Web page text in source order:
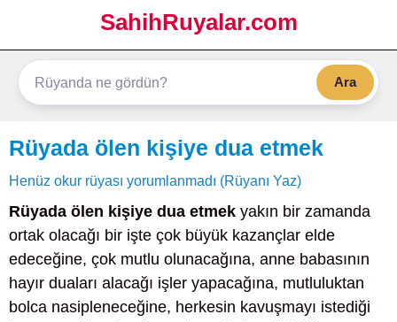
SahihRuyalar.com
Ara
Rüyada ölen kişiye dua etmek
Henüz okur rüyası yorumlanmadı (Rüyanı Yaz)
Rüyada ölen kişiye dua etmek yakın bir zamanda
ortak olacağı bir işte çok büyük kazançlar elde
edeceğine, çok mutlu olunacağına, anne babasının
hayır duaları alacağı işler yapacağına, mutluluktan
bolca nasipleneceğine, herkesin kavuşmayı istediği